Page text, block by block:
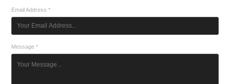
Email Address *
Message *